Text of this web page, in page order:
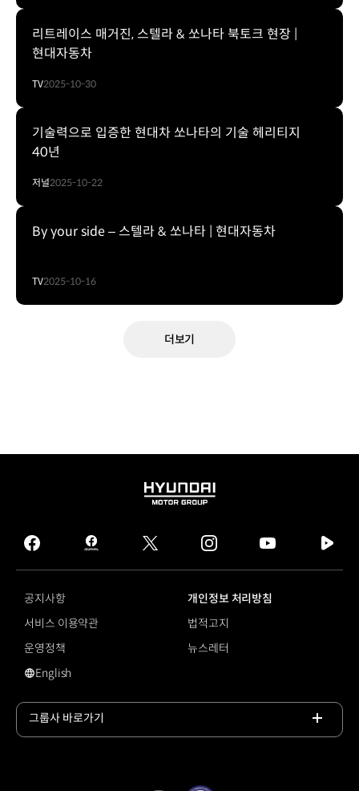
리트레이스 매거진, 스텔라 & 쏘나타 북토크 현장 |
현대자동차
TV2025-10-30
기술력으로 입증한 현대차 쏘나타의 기술 헤리티지
40년
저널2025-10-22
By your side – 스텔라 & 쏘나타 | 현대자동차
TV2025-10-16
더보기
HYUNDAI
GROUP
facebook
hmg
journal
twitter instagram
tv
공지사항
개인정보 처리방침
서비스 이용약관
법적고지
운영정책
뉴스레터
#쏘나타
English
그룹사 바로가기